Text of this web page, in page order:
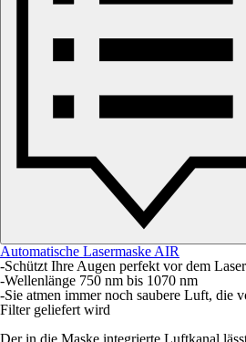
Automatische Lasermaske AIR
-Schützt Ihre Augen perfekt vor dem Laser
-Wellenlänge 750 nm bis 1070 nm
-Sie atmen immer noch saubere Luft, die
Filter geliefert wird